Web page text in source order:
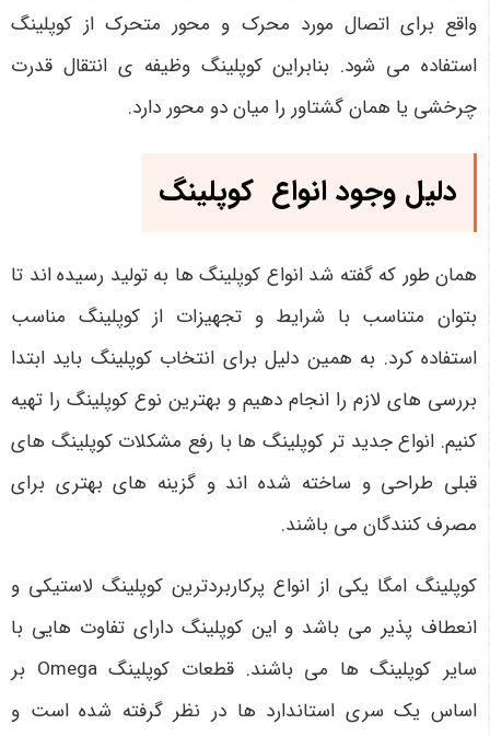
واقع برای اتصال مورد محرک و محور متحرک از کوپلینگ
استفاده می شود. بنابراین کوپلینگ وظیفه ی انتقال قدرت
چرخشی یا همان گشتاور را میان دو محور دارد.
دلیل وجود انواع کوپلینگ
همان طور که گفته شد انواع کوپلینگ ها به تولید رسیده اند تا
بتوان متناسب با شرایط و تجهیزات از کوپلینگ مناسب
استفاده کرد. به همین دلیل برای انتخاب کوپلینگ باید ابتدا
بررسی های لازم را انجام دهیم و بهترین نوع کوپلینگ را تهیه
کنیم. انواع جدید تر کوپلینگ ها با رفع مشکلات کوپلینگ های
قبلی طراحی و ساخته شده اند و گزینه های بهتری برای
مصرف کنندگان می باشند.
کوپلینگ امگا یکی از انواع پرکاربردترین کوپلینگ لاستیکی و
انعطاف پذیر می باشد و این کوپلینگ دارای تفاوت هایی با
سایر کوپلینگ ها می باشند. قطعات کوپلینگOmega
بر
اساس یک سری استاندارد ها در نظر گرفته شده است و